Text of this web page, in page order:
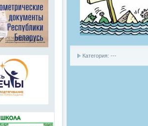
Категория: ---